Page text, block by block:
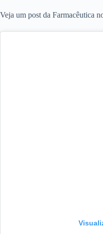
Veja um post da Farmacêutica